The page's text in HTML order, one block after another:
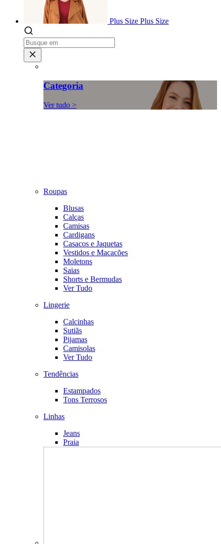
Plus Size Plus Size
Categoria
Ver tudo >
Roupas
Blusas
Calças
Camisas
Cardigans
Casacos e Jaquetas
Vestidos e Macacões
Moletons
Saias
Shorts e Bermudas
Ver Tudo
Lingerie
Calcinhas
Sutiãs
Pijamas
Camisolas
Ver Tudo
Tendências
Estampados
Tons Terrosos
Linhas
Jeans
Praia